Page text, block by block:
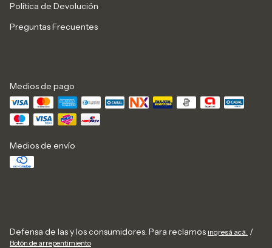
Política de Devolución
Preguntas Frecuentes
Medios de pago
Medios de envío
Defensa de las y los consumidores. Para reclamos ingresá acá. /
Botón de arrepentimiento